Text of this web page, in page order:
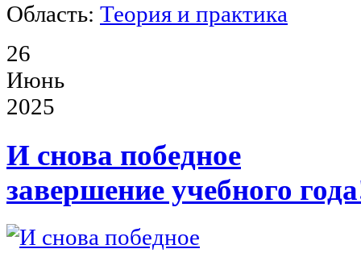
Область: Теория и практика
26
Июнь
2025
И снова победное
завершение учебного